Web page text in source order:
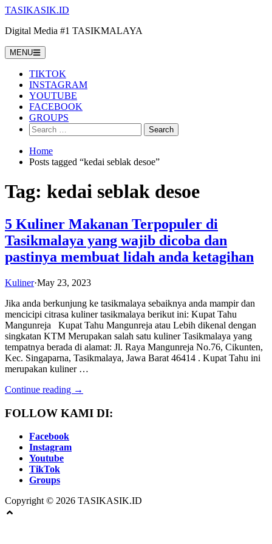
Skip
content
TASIKASIK.ID
Digital Media #1 TASIKMALAYA
MENU
TIKTOK
INSTAGRAM
YOUTUBE
FACEBOOK
GROUPS
Search
for:
Home
Posts tagged “kedai seblak desoe”
Tag: kedai seblak desoe
5 Kuliner Makanan Terpopuler di
Tasikmalaya yang wajib dicoba dan
pastinya membuat lidah anda ketagihan
Kuliner·May 23, 2023
Jika anda berkunjung ke tasikmalaya sebaiknya anda mampir dan
mencicipi citrasa kuliner tasikmalaya berikut ini: Kupat Tahu
Mangunreja Kupat Tahu Mangunreja atau Lebih dikenal dengan
singkatan KTM Merupakan salah satu kuliner Tasikmalaya yang
tempatnya berada di alamat: Jl. Raya Mangunreja No.76, Cikunten,
Kec. Singaparna, Tasikmalaya, Jawa Barat 46414 . Kupat Tahu ini
merupakan kuliner …
Continue reading →
FOLLOW KAMI DI:
Facebook
Instagram
Youtube
TikTok
Groups
Copyright © 2026 TASIKASIK.ID